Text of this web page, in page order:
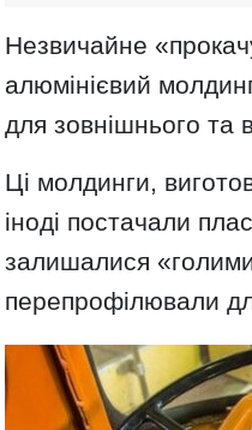
Незвичайне
алюмінієвий
для зовнішнього та
Ці молдинги,
іноді постачали
залишалися
перепрофілювали